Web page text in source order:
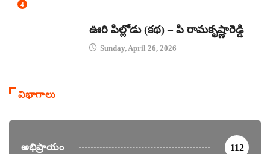
4
ఊరి పిల్లోడు (కథ) – పి రామకృష్ణారెడ్డి
Sunday, April 26, 2026
విభాగాలు
అభిప్రాయం 112